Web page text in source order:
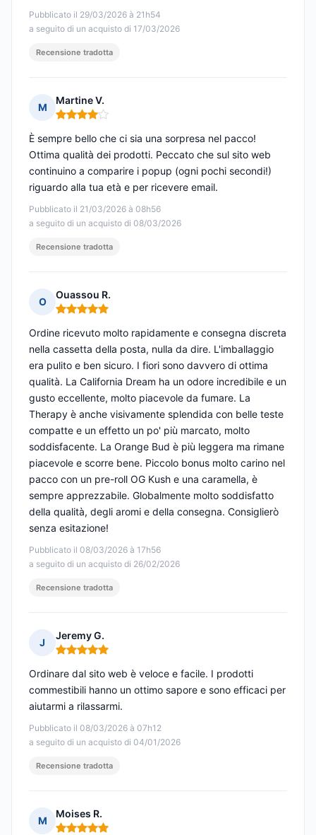
Pubblicato il 29/03/2026 à 21h54
a seguito di un acquisto di 17/03/2026
Recensione tradotta
M
Martine V.
Nota: 4 su 5
Pubblicato il 21/03/2026 à 08h56
a seguito di un acquisto di 08/03/2026
È sempre bello che ci sia una sorpresa nel pacco!
Ottima qualità dei prodotti. Peccato che sul sito web
continuino a comparire i popup (ogni pochi secondi!)
riguardo alla tua età e per ricevere email.
Recensione tradotta
O
Ouassou R.
Nota: 5 su 5
Pubblicato il 08/03/2026 à 17h56
a seguito di un acquisto di 26/02/2026
Ordine ricevuto molto rapidamente e consegna discreta
nella cassetta della posta, nulla da dire. L'imballaggio
era pulito e ben sicuro. I fiori sono davvero di ottima
qualità. La California Dream ha un odore incredibile e un
gusto eccellente, molto piacevole da fumare. La
Therapy è anche visivamente splendida con belle teste
compatte e un effetto un po' più marcato, molto
soddisfacente. La Orange Bud è più leggera ma rimane
piacevole e scorre bene. Piccolo bonus molto carino nel
pacco con un pre-roll OG Kush e una caramella, è
sempre apprezzabile. Globalmente molto soddisfatto
della qualità, degli aromi e della consegna. Consiglierò
senza esitazione!
Recensione tradotta
J
Jeremy G.
Nota: 5 su 5
Pubblicato il 08/03/2026 à 07h12
a seguito di un acquisto di 04/01/2026
Ordinare dal sito web è veloce e facile. I prodotti
commestibili hanno un ottimo sapore e sono efficaci per
aiutarmi a rilassarmi.
Recensione tradotta
M
Moises R.